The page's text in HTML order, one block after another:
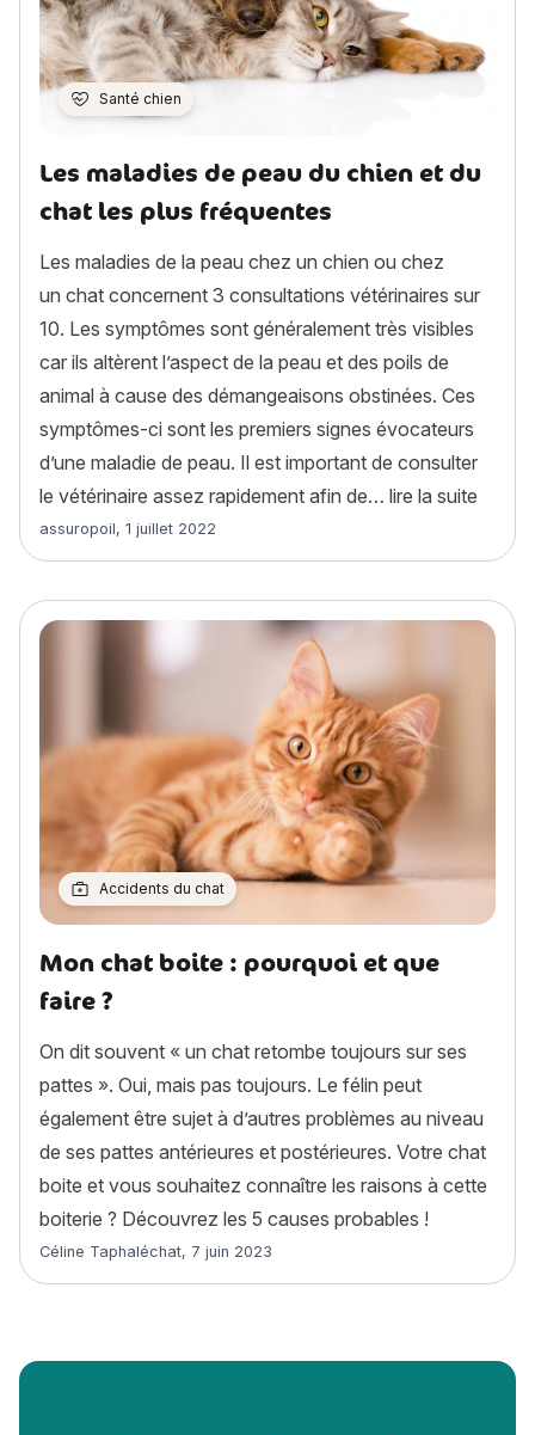
Santé chien
Les maladies de peau du chien et du
chat les plus fréquentes
Les maladies de la peau chez un chien ou chez
un chat concernent 3 consultations vétérinaires sur
10. Les symptômes sont généralement très visibles
car ils altèrent l’aspect de la peau et des poils de
animal à cause des démangeaisons obstinées. Ces
symptômes-ci sont les premiers signes évocateurs
d’une maladie de peau. Il est important de consulter
le vétérinaire assez rapidement afin de… lire la suite
Article rédigé par
assuropoil, 1 juillet 2022
Accidents du chat
Mon chat boite : pourquoi et que
faire ?
On dit souvent « un chat retombe toujours sur ses
pattes ». Oui, mais pas toujours. Le félin peut
également être sujet à d’autres problèmes au niveau
de ses pattes antérieures et postérieures. Votre chat
boite et vous souhaitez connaître les raisons à cette
boiterie ? Découvrez les 5 causes probables !
Article rédigé par
Céline Taphaléchat, 7 juin 2023